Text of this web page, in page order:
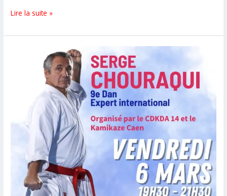
Championnat
Calvados
Minimes
Juniors
Deauville
Lire la suite »